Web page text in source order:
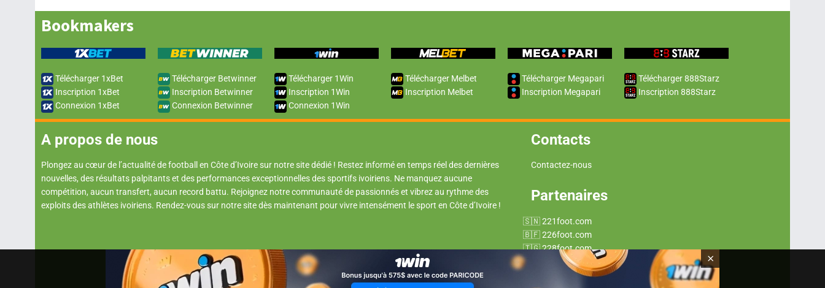
Bookmakers
Télécharger 1xBet
Inscription 1xBet
Connexion 1xBet
Télécharger Betwinner
Inscription Betwinner
Connexion Betwinner
Télécharger 1Win
Inscription 1Win
Connexion 1Win
Télécharger Melbet
Inscription Melbet
Télécharger Megapari
Inscription Megapari
Télécharger 888Starz
Inscription 888Starz
A propos de nous
Plongez au cœur de l’actualité de football en Côte d’Ivoire sur notre site dédié ! Restez informé en temps réel des dernières
nouvelles, des résultats palpitants et des performances exceptionnelles des sportifs ivoiriens. Ne manquez aucune
compétition, aucun transfert, aucun record battu. Rejoignez notre communauté de passionnés et vibrez au rythme des
exploits des athlètes ivoiriens. Rendez-vous sur notre site dès maintenant pour vivre intensément le sport en Côte d’Ivoire !
Contacts
Contactez-nous
Partenaires
221foot.com
226foot.com
228foot.com
229foot.com
237foot.com
×